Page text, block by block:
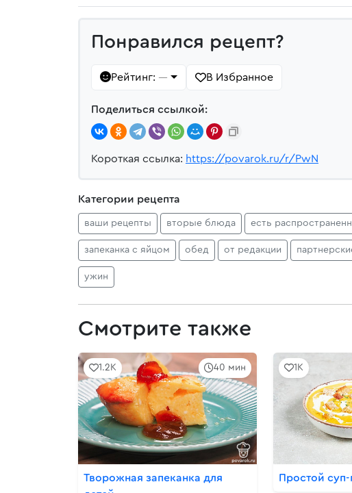
Понравился рецепт?
Рейтинг: — В Избранное
Поделиться ссылкой:
Короткая ссылка: https://povarok.ru/r/PwN
Категории рецепта
ваши рецепты вторые блюда есть
запеканка с яйцом обед от редакции
ужин
Смотрите также
40 мин
1.2K
Творожная запеканка для
1K
Простой